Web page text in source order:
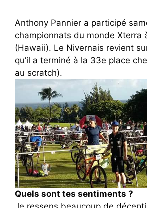
Anthony Pannier a participé
championnats du monde Xterra
(Hawaii). Le Nivernais revient
qu’il a terminé à la 33e place
au scratch).
Quels sont tes sentiments ?
Je ressens beaucoup de